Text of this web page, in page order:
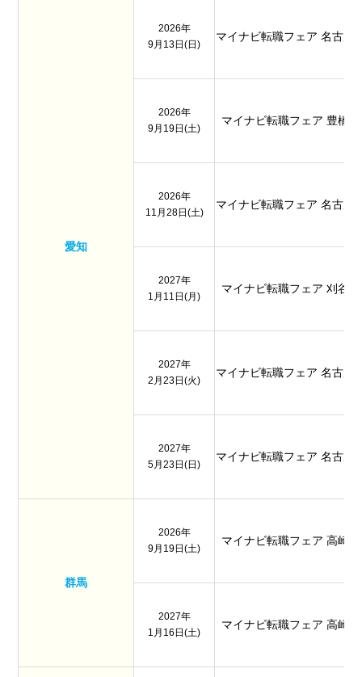
愛知
2026年
9月13日(日)
マイナビ転職フェア 名古屋
2026年
9月19日(土)
マイナビ転職フェア 豊橋
2026年
11月28日(土)
マイナビ転職フェア 名古屋
2027年
1月11日(月)
マイナビ転職フェア 刈谷
2027年
2月23日(火)
マイナビ転職フェア 名古屋
2027年
5月23日(日)
マイナビ転職フェア 名古屋
群馬
2026年
9月19日(土)
マイナビ転職フェア 高崎
2027年
1月16日(土)
マイナビ転職フェア 高崎